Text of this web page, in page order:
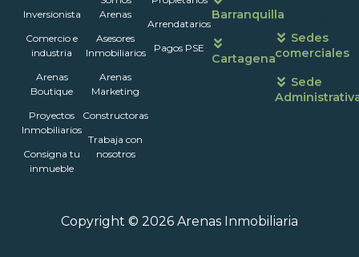
Inversionista
Comercio e
industria
Arenas
Boutique
Proyectos
Inmobiliarios
Consigna tu
inmueble
Arenas
Asesores
Inmobiliarios
Arenas
Marketing
Constructoras
Trabaja con
nosotros
Arrendatarios
Pagos PSE
Barranquilla
Cartagena
atención
Sedes
comerciales
Sede
Copyright © 2026 Arenas Inmobiliaria